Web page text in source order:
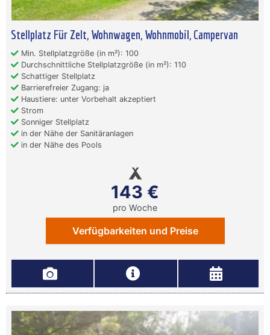
Stellplatz Für Zelt, Wohnwagen, Wohnmobil, Campervan
Min. Stellplatzgröße (in m²): 100
Durchschnittliche Stellplatzgröße (in m²): 110
Schattiger Stellplatz
Barrierefreier Zugang: ja
Haustiere: unter Vorbehalt akzeptiert
Strom
Sonniger Stellplatz
in der Nähe der Sanitäranlagen
in der Nähe des Pools
143 €
pro Woche
Verfügbarkeiten und Preise